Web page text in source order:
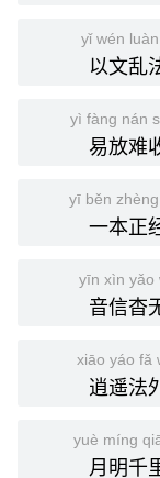
yǐ wén
以文乱
yì fàng nán
易放难
yī běn
一本正
yīn xìn yǎo
音信杳
xiāo yáo fǎ
逍遥法
yuè míng
月明千